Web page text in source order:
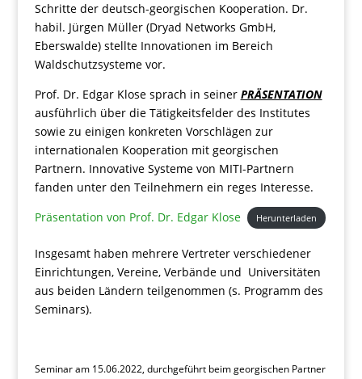
Schritte der deutsch-georgischen Kooperation. Dr.
habil. Jürgen Müller (Dryad Networks GmbH,
Eberswalde) stellte Innovationen im Bereich
Waldschutzsysteme vor.
Prof. Dr. Edgar Klose sprach in seiner PRÄSENTATION
ausführlich über die Tätigkeitsfelder des Institutes
sowie zu einigen konkreten Vorschlägen zur
internationalen Kooperation mit georgischen
Partnern. Innovative Systeme von MITI-Partnern
fanden unter den Teilnehmern ein reges Interesse.
Präsentation von Prof. Dr. Edgar Klose
Herunterladen
Insgesamt haben mehrere Vertreter verschiedener
Einrichtungen, Vereine, Verbände und Universitäten
aus beiden Ländern teilgenommen (s. Programm des
Seminars).
Seminar am 15.06.2022, durchgeführt beim georgischen Partner